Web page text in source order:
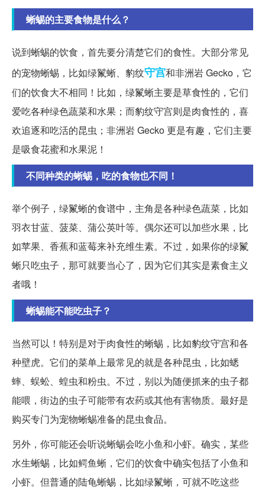
蜥蜴的主要食物是什么？
说到蜥蜴的饮食，首先要分清楚它们的食性。大部分常见
的宠物蜥蜴，比如绿鬣蜥、豹纹守宫和非洲岩 Gecko，它
们的饮食大不相同！比如，绿鬣蜥主要是草食性的，它们
爱吃各种绿色蔬菜和水果；而豹纹守宫则是肉食性的，喜
欢追逐和吃活的昆虫；非洲岩 Gecko 更是有趣，它们主要
是吸食花蜜和水果泥！
不同种类的蜥蜴，吃的食物也不同！
举个例子，绿鬣蜥的食谱中，主角是各种绿色蔬菜，比如
羽衣甘蓝、菠菜、蒲公英叶等。偶尔还可以加些水果，比
如苹果、香蕉和蓝莓来补充维生素。不过，如果你的绿鬣
蜥只吃虫子，那可就要当心了，因为它们其实是素食主义
者哦！
蜥蜴能不能吃虫子？
当然可以！特别是对于肉食性的蜥蜴，比如豹纹守宫和各
种壁虎。它们的菜单上最常见的就是各种昆虫，比如蟋
蟀、蜈蚣、蝗虫和粉虫。不过，别以为随便抓来的虫子都
能喂，街边的虫子可能带有农药或其他有害物质。最好是
购买专门为宠物蜥蜴准备的昆虫食品。
另外，你可能还会听说蜥蜴会吃小鱼和小虾。确实，某些
水生蜥蜴，比如鳄鱼蜥，它们的饮食中确实包括了小鱼和
小虾。但普通的陆龟蜥蜴，比如绿鬣蜥，可就不吃这些